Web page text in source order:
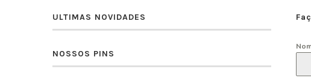
ULTIMAS NOVIDADES
NOSSOS PINS